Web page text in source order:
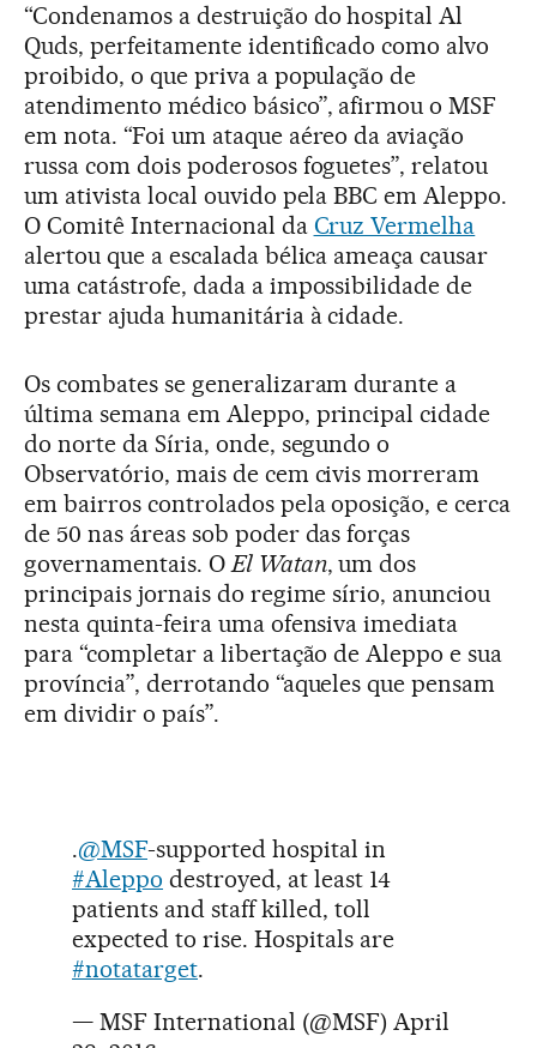
“Condenamos a destruição do hospital Al
Quds, perfeitamente identificado como alvo
proibido, o que priva a população de
atendimento médico básico”, afirmou o MSF
em nota. “Foi um ataque aéreo da aviação
russa com dois poderosos foguetes”, relatou
um ativista local ouvido pela BBC em Aleppo.
O Comitê Internacional da Cruz Vermelha
alertou que a escalada bélica ameaça causar
uma catástrofe, dada a impossibilidade de
prestar ajuda humanitária à cidade.
Os combates se generalizaram durante a
última semana em Aleppo, principal cidade
do norte da Síria, onde, segundo o
Observatório, mais de cem civis morreram
em bairros controlados pela oposição, e cerca
de 50 nas áreas sob poder das forças
governamentais. OEl Watan, um dos
principais jornais do regime sírio, anunciou
nesta quinta-feira uma ofensiva imediata
para “completar a libertação de Aleppo e sua
província”, derrotando “aqueles que pensam
em dividir o país”.
.@MSF-supported hospital in
#Aleppo destroyed, at least 14
patients and staff killed, toll
expected to rise. Hospitals are
#notatarget.
— MSF International (@MSF) April